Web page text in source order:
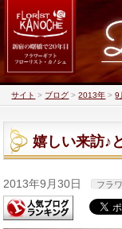
サイト > ブログ >2013年 >9
嬉しい来訪♪
2013年9月30日 フラ